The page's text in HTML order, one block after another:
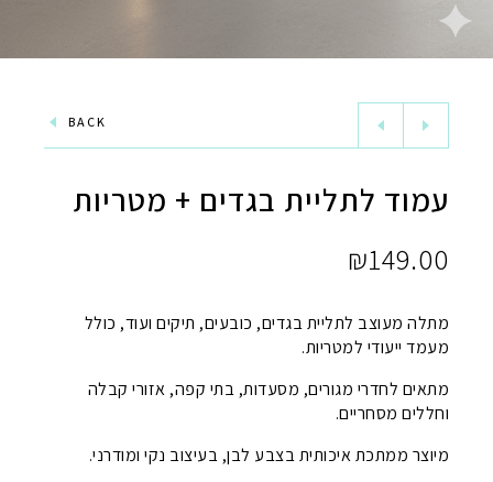
BACK
עמוד לתליית בגדים + מטריות
₪149.00
מתלה מעוצב לתליית בגדים, כובעים, תיקים ועוד, כולל
מעמד ייעודי למטריות.
מתאים לחדרי מגורים, מסעדות, בתי קפה, אזורי קבלה
וחללים מסחריים.
מיוצר ממתכת איכותית בצבע לבן, בעיצוב נקי ומודרני.